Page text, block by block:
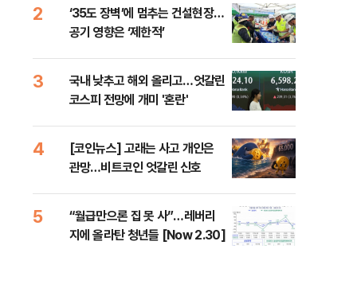
2
‘35도 장벽’에 멈추는 건설현장…
공기 영향은 ‘제한적’
3
국내 낮추고 해외 올리고…엇갈린
코스피 전망에 개미 '혼란'
4
[코인뉴스] 고래는 사고 개인은
관망…비트코인 엇갈린 신호
5
“월급만으론 집 못 사”…레버리
지에 올라탄 청년들 [Now 2.30]